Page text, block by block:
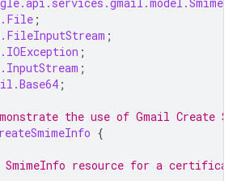
;
;
;
;
;
the use of Gmail Create
{
SmimeInfo resource for a